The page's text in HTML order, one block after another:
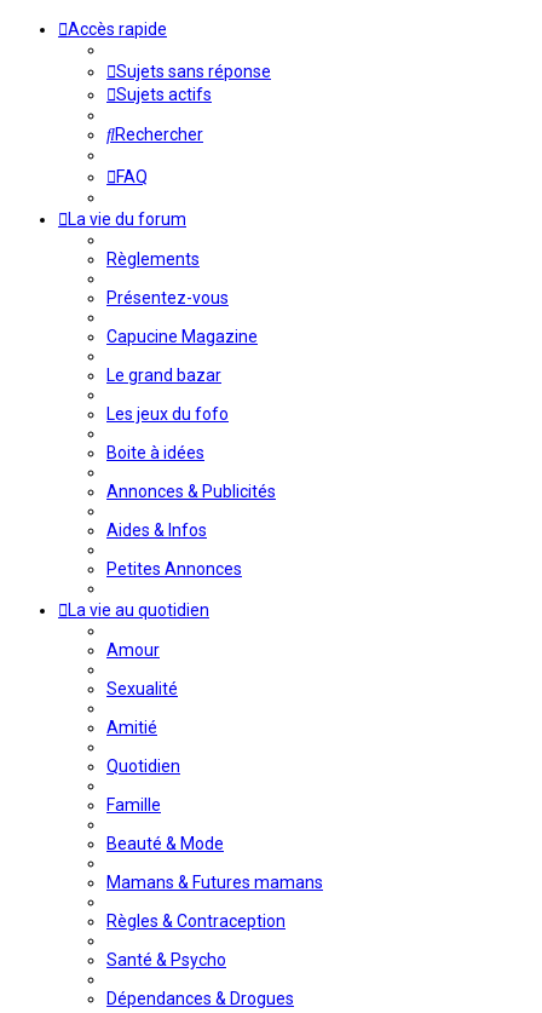
Accès rapide
Sujets sans réponse
Sujets actifs
Rechercher
FAQ
La vie du forum
Règlements
Présentez-vous
Capucine Magazine
Le grand bazar
Les jeux du fofo
Boite à idées
Annonces & Publicités
Aides & Infos
Petites Annonces
La vie au quotidien
Amour
Sexualité
Amitié
Quotidien
Famille
Beauté & Mode
Mamans & Futures mamans
Règles & Contraception
Santé & Psycho
Dépendances & Drogues